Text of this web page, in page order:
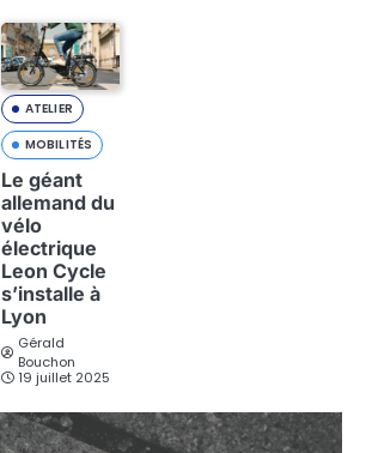
ATELIER
MOBILITÉS
Le géant
allemand du
vélo
électrique
Leon Cycle
s’installe à
Lyon
Gérald
Bouchon
19 juillet 2025